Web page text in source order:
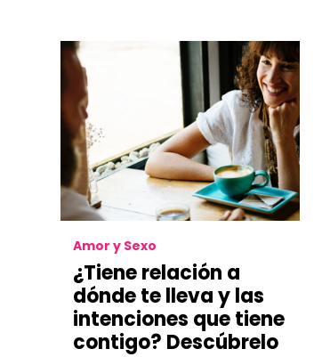
Amor y Sexo
¿Tiene relación a
dónde te lleva y las
intenciones que tiene
contigo? Descúbrelo